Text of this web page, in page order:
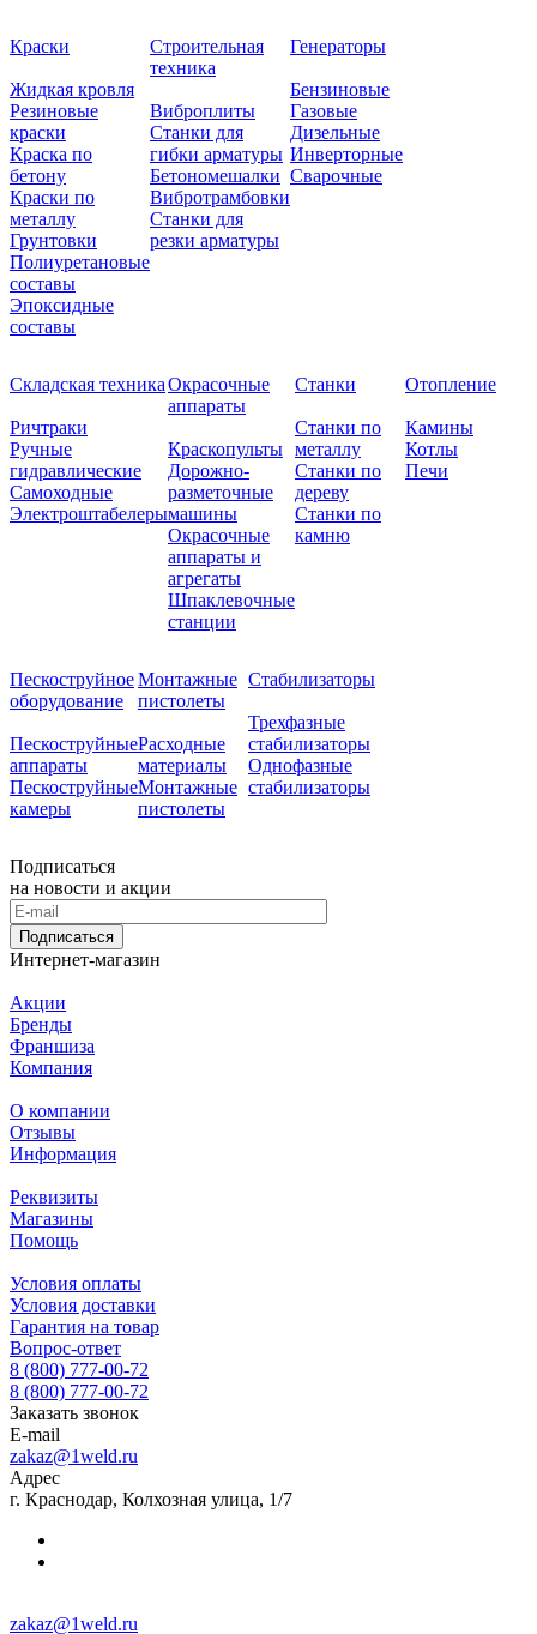
Краски
Жидкая кровля
Резиновые
краски
Краска по
бетону
Краски по
металлу
Грунтовки
Полиуретановые
составы
Эпоксидные
составы
Строительная
техника
Виброплиты
Станки для
гибки арматуры
Бетономешалки
Вибротрамбовки
Станки для
резки арматуры
Генераторы
Бензиновые
Газовые
Дизельные
Инверторные
Сварочные
Складская техника
Ричтраки
Ручные
гидравлические
Самоходные
Электроштабелеры
Окрасочные
аппараты
Краскопульты
Дорожно-
разметочные
машины
Окрасочные
аппараты и
агрегаты
Шпаклевочные
станции
Станки
Станки по
металлу
Станки по
дереву
Станки по
камню
Отопление
Камины
Котлы
Печи
Пескоструйное
оборудование
Пескоструйные
аппараты
Пескоструйные
камеры
Монтажные
пистолеты
Расходные
материалы
Монтажные
пистолеты
Стабилизаторы
Трехфазные
стабилизаторы
Однофазные
стабилизаторы
Подписаться
на новости и акции
Подписаться
Интернет-магазин
Акции
Бренды
Франшиза
Компания
О компании
Отзывы
Информация
Реквизиты
Магазины
Помощь
Условия оплаты
Условия доставки
Гарантия на товар
Вопрос-ответ
8 (800) 777-00-72
8 (800) 777-00-72
Заказать звонок
E-mail
zakaz@1weld.ru
Адрес
г. Краснодар, Колхозная улица, 1/7
zakaz@1weld.ru